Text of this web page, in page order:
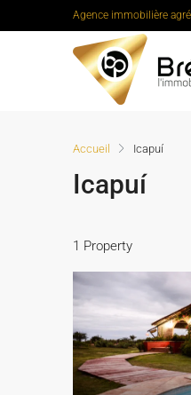
Agence immobilière
Accueil Icapuí
Icapuí
1 Property